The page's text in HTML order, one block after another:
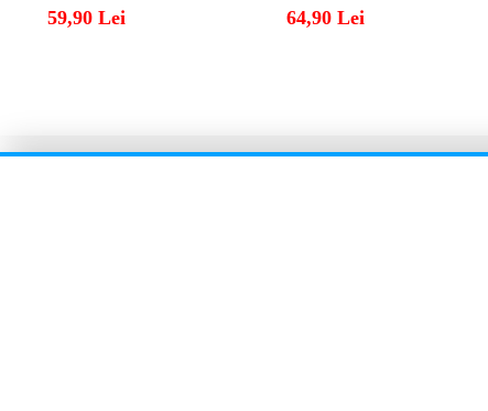
59,90 Lei 64,90 Lei